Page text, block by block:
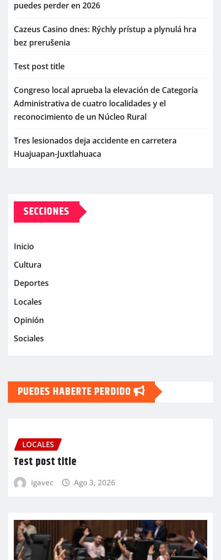
puedes perder en 2026
Cazeus Casino dnes: Rýchly prístup a plynulá hra
bez prerušenia
Test post title
Congreso local aprueba la elevación de Categoría
Administrativa de cuatro localidades y el
reconocimiento de un Núcleo Rural
Tres lesionados deja accidente en carretera
Huajuapan-Juxtlahuaca
SECCIONES
Inicio
Cultura
Deportes
Locales
Opinión
Sociales
PUEDES HABERTE PERDIDO
LOCALES
Test post title
igavec Ago 3, 2026